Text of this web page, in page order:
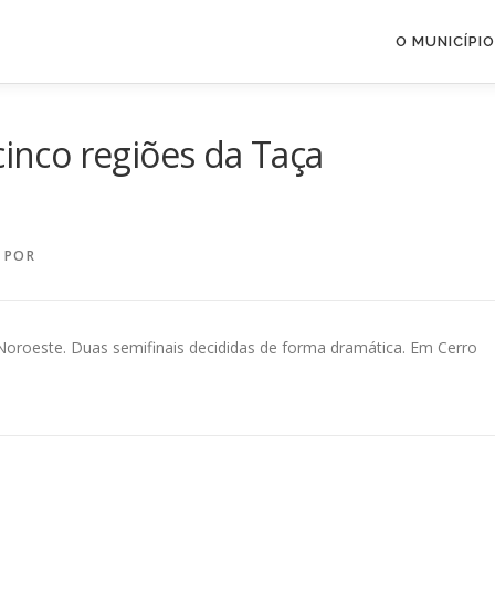
O MUNICÍPIO
regiões da Taça
POR
Duas semifinais decididas de forma dramática. Em Cerro